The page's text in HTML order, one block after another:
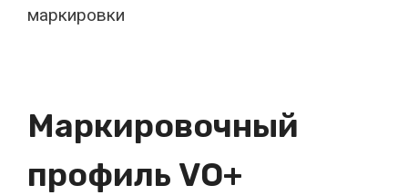
маркировки
Маркировочный
профиль VO+